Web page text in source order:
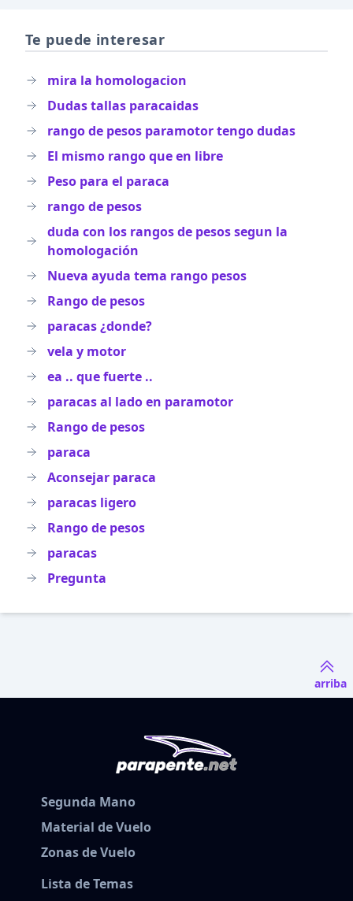
Te puede interesar
mira la homologacion
Dudas tallas paracaidas
rango de pesos paramotor tengo dudas
El mismo rango que en libre
Peso para el paraca
rango de pesos
duda con los rangos de pesos segun la
homologación
Nueva ayuda tema rango pesos
Rango de pesos
paracas ¿donde?
vela y motor
ea .. que fuerte ..
paracas al lado en paramotor
Rango de pesos
paraca
Aconsejar paraca
paracas ligero
Rango de pesos
paracas
Pregunta
arriba
Segunda Mano
Material de Vuelo
Zonas de Vuelo
Lista de Temas